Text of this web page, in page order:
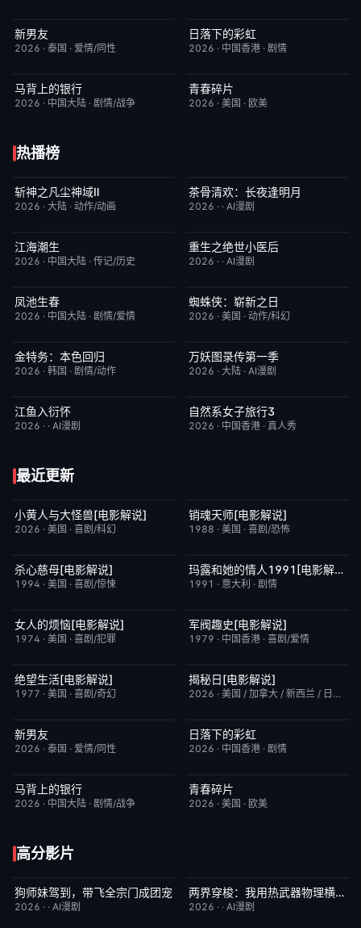
更新至第1集
新男友
2026 · 泰国 · 爱情/同性
更新至第5集
日落下的彩虹
2026 · 中国香港 · 剧情
更新至第04集
马背上的银行
2026 · 中国大陆 · 剧情/战争
更新至第02集
青春碎片
2026 · 美国 · 欧美
热播榜
更新至第09集
斩神之凡尘神域Ⅱ
2026 · 大陆 · 动作/动画
完结
茶骨清欢：长夜逢明月
2026 · · AI漫剧
更新至第22集
江海潮生
2026 · 中国大陆 · 传记/历史
完结
重生之绝世小医后
2026 · · AI漫剧
已完结
凤池生春
2026 · 中国大陆 · 剧情/爱情
TC中字
蜘蛛侠：崭新之日
2026 · 美国 · 动作/科幻
已完结
金特务：本色回归
2026 · 韩国 · 剧情/动作
完结
万妖图录传第一季
2026 · 大陆 · AI漫剧
完结
江鱼入衍怀
2026 · · AI漫剧
已完结
自然系女子旅行3
2026 · 中国香港 · 真人秀
最近更新
已完结
小黄人与大怪兽[电影解说]
2026 · 美国 · 喜剧/科幻
已完结
销魂天师[电影解说]
1988 · 美国 · 喜剧/恐怖
已完结
杀心慈母[电影解说]
1994 · 美国 · 喜剧/惊悚
已完结 6.1玛露和她的情人1991[电影解说]
1991 · 意大利 · 剧情
已完结
女人的烦恼[电影解说]
1974 · 美国 · 喜剧/犯罪
已完结
军阀趣史[电影解说]
1979 · 中国香港 · 喜剧/爱情
已完结
绝望生活[电影解说]
1977 · 美国 · 喜剧/奇幻
已完结
揭秘日[电影解说]
2026 · 美国 / 加拿大 / 新西兰 / 日本
更新至第1集
新男友
2026 · 泰国 · 爱情/同性
更新至第5集
日落下的彩虹
2026 · 中国香港 · 剧情
更新至第04集
马背上的银行
2026 · 中国大陆 · 剧情/战争
更新至第02集
青春碎片
2026 · 美国 · 欧美
高分影片
完结 10.0
狗师妹驾到，带飞全宗门成团宠
2026 · · AI漫剧
完结 10.0两界穿梭：我用热武器物理横推修真界
2026 · · AI漫剧